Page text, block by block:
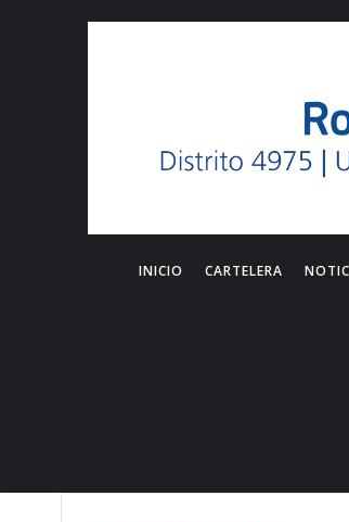
INICIO CARTELERA